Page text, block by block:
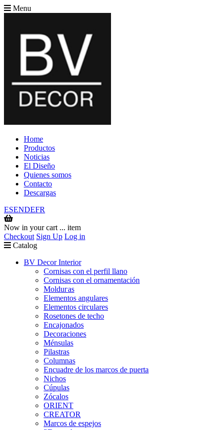
Menu
Home
Productos
Noticias
El Diseño
Quienes somos
Contacto
Descargas
ESENDEFR
Now in your cart ... item
Checkout Sign Up Log in
Catalog
BV Decor Interior
Cornisas con el perfil llano
Cornisas con el ornamentación
Molduгas
Elementos angulares
Elementos circulares
Rosetones de techo
Encajonados
Decoraciones
Ménsulas
Pilastras
Columnas
Encuadre de los marcos de puerta
Nichos
Cúpulas
Zócalos
ORIENT
CREATOR
Marcos de espejos